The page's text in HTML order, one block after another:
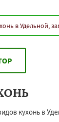
в Удельной,
кухонь в